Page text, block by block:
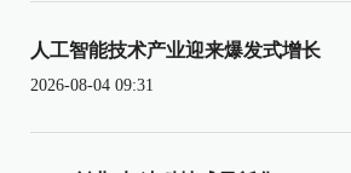
人工智能技术产业迎来爆发式增长
2026-08-04 09:31